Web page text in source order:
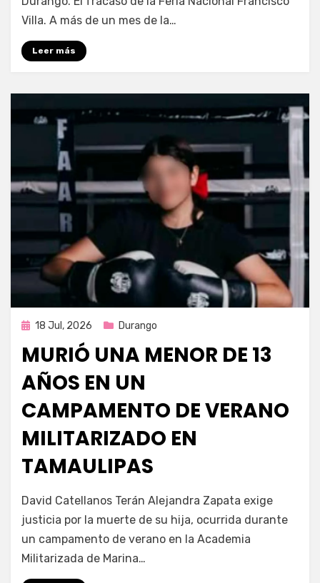
Villa. A más de un mes de la…
Leer más
Publicada
18 Jul, 2026 Durango
MURIÓ UNA MENOR DE 13
AÑOS EN UN
CAMPAMENTO DE VERANO
MILITARIZADO EN
TAMAULIPAS
por Fernando Miranda Servín
David Catellanos Terán Alejandra Zapata exige
justicia por la muerte de su hija, ocurrida durante
un campamento de verano en la Academia
Militarizada de Marina…